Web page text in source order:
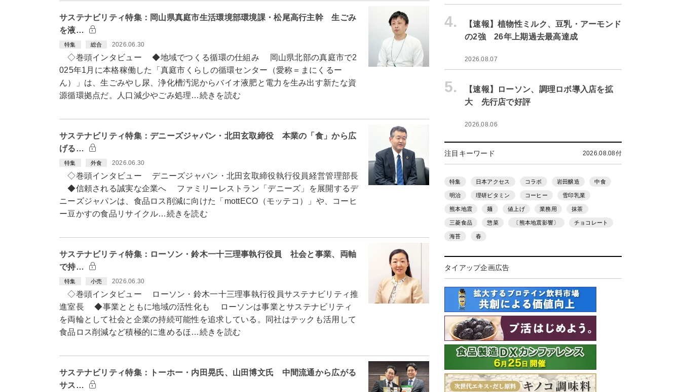
サステナビリティ特集：岡山県真庭市生活環境部環境課・松尾高行主幹 生ごみ
を液…
特集 総合 2026.06.30
◇巻頭インタビュー ◆地域でつくる循環の仕組み 岡山県北部の真庭市で2
025年1月に本格稼働した「真庭市くらしの循環センター（愛称＝まにくるー
ん）」は、生ごみやし尿、浄化槽汚泥からバイオ液肥と電力を生み出す新たな資
源循環拠点だ。人口減少やごみ処理…続きを読む
サステナビリティ特集：デニーズジャパン・北田玄取締役 本業の「食」から広
げる…
特集 外食 2026.06.30
◇巻頭インタビュー デニーズジャパン・北田玄取締役執行役員経営管理部長
◆信頼される誠実な企業へ ファミリーレストラン「デニーズ」を展開するデ
ニーズジャパンは、食品ロス削減に向けた「mottECO（モッテコ）」や、コーヒ
ー豆かすの食品リサイクル…続きを読む
サステナビリティ特集：ローソン・鈴木一十三理事執行役員 社会と事業、両軸
で持…
特集 小売 2026.06.30
◇巻頭インタビュー ローソン・鈴木一十三理事執行役員サステナビリティ推
進室長 ◆事業とともに地域の活性化も ローソンは事業とサステナビリティ
を両輪として社会と企業の持続可能性を追求している。同社はテックも活用して
食品ロス削減など積極的に進めるほ…続きを読む
サステナビリティ特集：トーホー・内田晃氏、山田博文氏 中間流通から広がる
サス…
4.
【速報】植物性ミルク、豆乳・アーモンド
の2強 26年上期過去最高達成
2026.08.07
5.
【速報】ローソン、調理ロボ導入店を拡
大 先行店で好評
2026.08.06
注目キーワード 2026.08.08付
特集 日本アクセス コラボ 岩田醸造 中食
明治 理研ビタミン コーヒー 雪印乳業
熊本地震 麺 値上げ 業務用 抹茶
三菱食品 惣菜 〔熊本地震影響〕 チョコレート
海苔 春
タイアップ企画広告